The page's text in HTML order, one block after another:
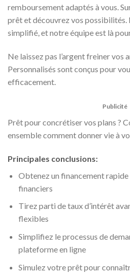
remboursement adaptés à vous.
prêt et découvrez vos possibilités.
simplifié, et notre équipe est là
Ne laissez pas l’argent freiner vos
Personnalisés sont conçus pour
efficacement.
Publicité
Prêt pour concrétiser vos plans ?
ensemble comment donner vie à
Principales conclusions:
Obtenez un financement
financiers
Tirez parti de taux d’intérêt
flexibles
Simplifiez le processus de
plateforme en ligne
Simulez votre prêt pour